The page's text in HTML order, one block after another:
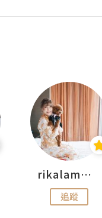
rikalammm
追蹤